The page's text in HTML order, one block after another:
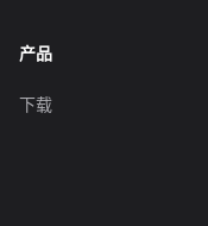
产品
下载